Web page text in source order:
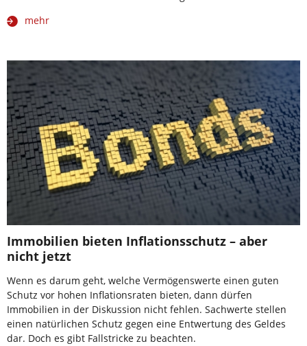
mehr
Immobilien bieten Inflationsschutz – aber
nicht jetzt
Wenn es darum geht, welche Vermögenswerte einen guten
Schutz vor hohen Inflationsraten bieten, dann dürfen
Immobilien in der Diskussion nicht fehlen. Sachwerte stellen
einen natürlichen Schutz gegen eine Entwertung des Geldes
dar. Doch es gibt Fallstricke zu beachten.